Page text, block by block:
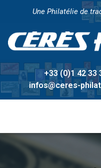
Une Philatélie de
+33 (0)1 42 33
infos@ceres-